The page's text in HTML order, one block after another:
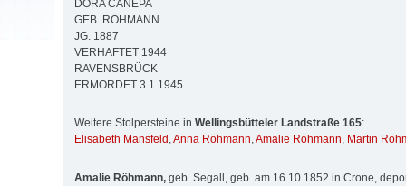
DORA CANEPA
GEB. RÖHMANN
JG. 1887
VERHAFTET 1944
RAVENSBRÜCK
ERMORDET 3.1.1945
Weitere Stolpersteine in Wellingsbütteler Landstraße 165:
Elisabeth Mansfeld ,Anna Röhmann,Amalie Röhmann, Martin
Amalie Röhmann, geb. Segall, geb. am 16.10.1852 in Crone,